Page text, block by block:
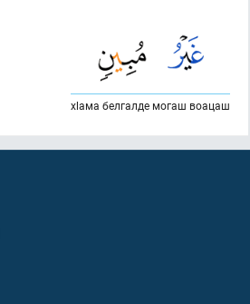
хlама белгалде могаш воацаш